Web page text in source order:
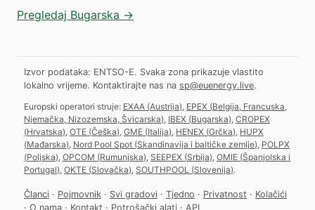
Pregledaj Bugarska →
Izvor podataka: ENTSO-E. Svaka zona prikazuje vlastito
lokalno vrijeme. Kontaktirajte nas na sp@euenergy.live.
Europski operatori struje: EXAA (Austrija) EPEX (Belgija, Francuska,
Njemačka, Nizozemska, Švicarska) IBEX (Bugarska) CROPEX
(Hrvatska) OTE (Češka) GME (Italija) HENEX (Grčka) HUPX
(Mađarska) Nord Pool Spot (Skandinavija i baltičke zemlje) POLPX
(Poljska) OPCOM (Rumunjska) SEEPEX (Srbija) OMIE (Španjolska i
Portugal) OKTE (Slovačka) SOUTHPOOL (Slovenija).
Članci · Pojmovnik · Svi gradovi · Tjedno · Privatnost · Kolačići
· O nama · Kontakt · Potrošački alati · API